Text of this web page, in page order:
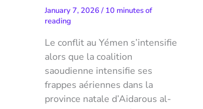
January 7, 2026/ 10 minutes of
reading
Le conflit au Yémen s’intensifie
alors que la coalition
saoudienne intensifie ses
frappes aériennes dans la
province natale d’Aidarous al-